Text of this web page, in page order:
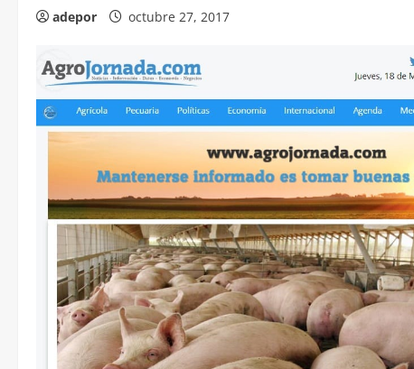
adepor octubre 27, 2017